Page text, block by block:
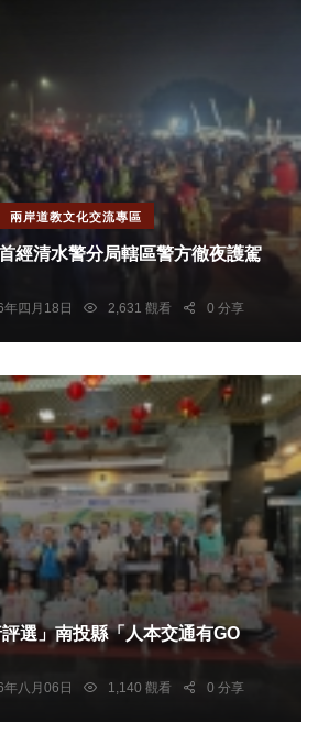
兩岸道教文化交流專區
經清水警分局轄區警方徹夜護駕
四月18日 2,631 觀看 0 分享
評選」南投縣「人本交通有GO
年八月06日 1,140 觀看 0 分享